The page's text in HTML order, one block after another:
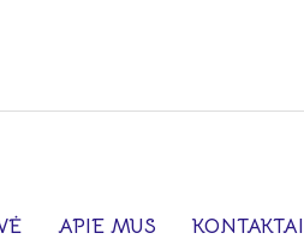
APIE MUS KONTAKTAI